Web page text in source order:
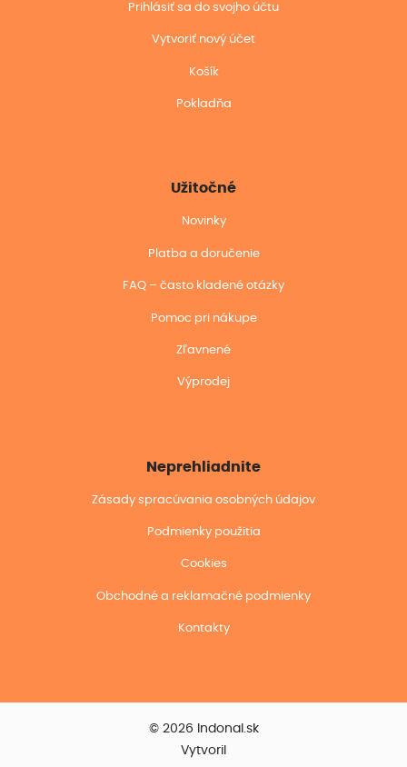
Prihlásiť sa do svojho účtu
Vytvoriť nový účet
Košík
Pokladňa
Užitočné
Novinky
Platba a doručenie
FAQ – často kladené otázky
Pomoc pri nákupe
Zľavnené
Výprodej
Neprehliadnite
Zásady spracúvania osobných údajov
Podmienky použitia
Cookies
Obchodné a reklamačné podmienky
Kontakty
© 2026 Indonal.sk
Vytvoril